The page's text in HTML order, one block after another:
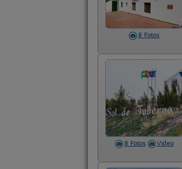
8 Fotos
8 Fotos Video